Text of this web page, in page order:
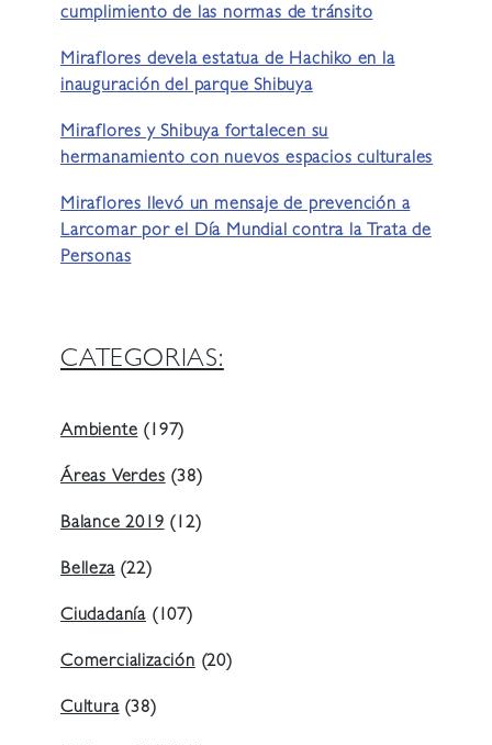
cumplimiento de las normas de tránsito
Miraflores devela estatua de Hachiko en la
inauguración del parque Shibuya
Miraflores y Shibuya fortalecen su
hermanamiento con nuevos espacios culturales
Miraflores llevó un mensaje de prevención a
Larcomar por el Día Mundial contra la Trata de
Personas
CATEGORIAS:
Ambiente(197)
Áreas Verdes(38)
Balance 2019(12)
Belleza(22)
Ciudadanía (107)
Comercialización(20)
Cultura(38)